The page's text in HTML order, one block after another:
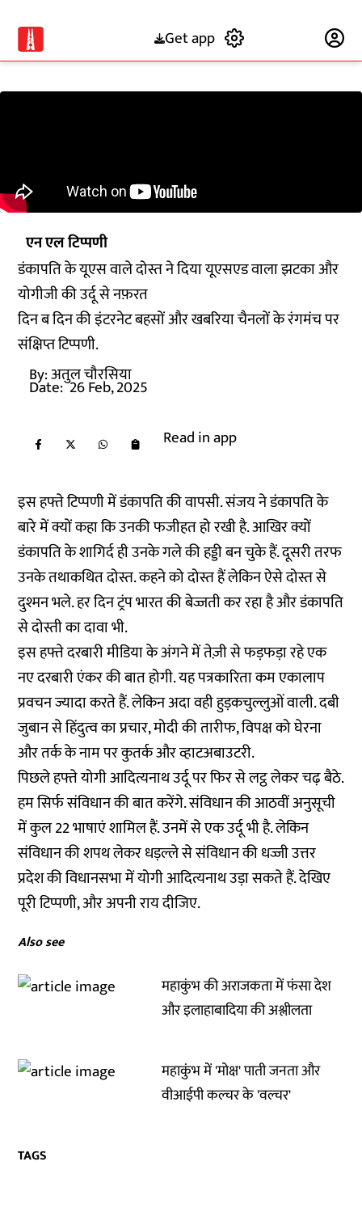
Get app
एन एल टिप्पणी
डंकापति के यूएस वाले दोस्त ने दिया यूएसएड वाला झटका और
योगीजी की उर्दू से नफ़रत
दिन ब दिन की इंटरनेट बहसों और खबरिया चैनलों के रंगमंच पर
संक्षिप्त टिप्पणी.
By:अतुल चौरसिया
Date: 26 Feb, 2025
Read in app
इस हफ्ते टिप्पणी में डंकापति की वापसी. संजय ने डंकापति के
बारे में क्यों कहा कि उनकी फजीहत हो रखी है. आखिर क्यों
डंकापति के शागिर्द ही उनके गले की हड्डी बन चुके हैं. दूसरी तरफ
उनके तथाकथित दोस्त. कहने को दोस्त हैं लेकिन ऐसे दोस्त से
दुश्मन भले. हर दिन ट्रंप भारत की बेज्जती कर रहा है और डंकापति
से दोस्ती का दावा भी.
इस हफ्ते दरबारी मीडिया के अंगने में तेज़ी से फड़फड़ा रहे एक
नए दरबारी एंकर की बात होगी. यह पत्रकारिता कम एकालाप
प्रवचन ज्यादा करते हैं. लेकिन अदा वही हुड़कचुल्लुओं वाली. दबी
जुबान से हिंदुत्व का प्रचार, मोदी की तारीफ, विपक्ष को घेरना
और तर्क के नाम पर कुतर्क और व्हाटअबाउटरी.
पिछले हफ्ते योगी आदित्यनाथ उर्दू पर फिर से लट्ठ लेकर चढ़ बैठे.
हम सिर्फ संविधान की बात करेंगे. संविधान की आठवीं अनुसूची
में कुल 22 भाषाएं शामिल हैं. उनमें से एक उर्दू भी है. लेकिन
संविधान की शपथ लेकर धड़ल्ले से संविधान की धज्जी उत्तर
प्रदेश की विधानसभा में योगी आदित्यनाथ उड़ा सकते हैं. देखिए
पूरी टिप्पणी, और अपनी राय दीजिए.
Also see
महाकुंभ की अराजकता में फंसा देश
और इलाहाबादिया की अश्लीलता
महाकुंभ में 'मोक्ष' पाती जनता और
वीआईपी कल्चर के 'वल्चर'
TAGS